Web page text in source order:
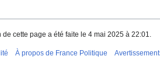
cette page a été faite le 4 mai 2025 à 22:01.
À propos de France Politique